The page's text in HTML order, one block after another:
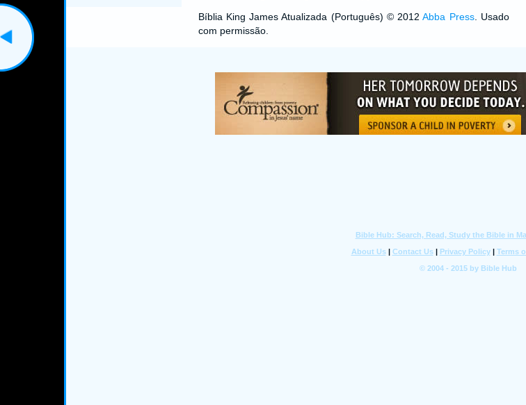
Bíblia King James Atualizada (Português) © 2012Abba Press. Usado
com permissão.